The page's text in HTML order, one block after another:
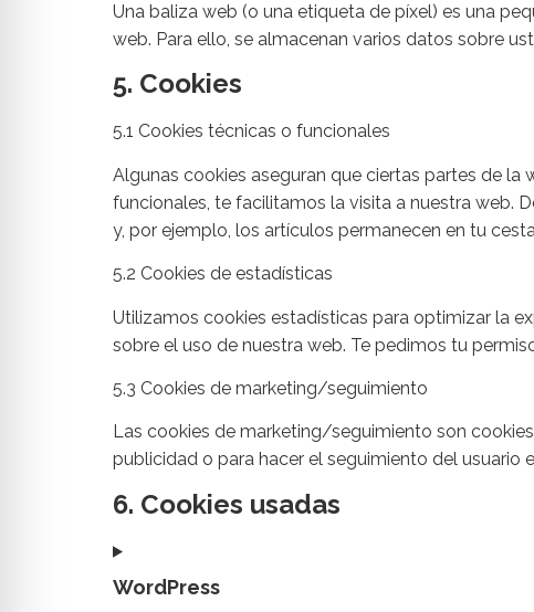
Una baliza web (o una etiqueta de píxel) es una
web. Para ello, se almacenan varios datos sobre
5. Cookies
5.1 Cookies técnicas o funcionales
Algunas cookies aseguran que ciertas partes de
funcionales, te facilitamos la visita a nuestra web.
y, por ejemplo, los artículos permanecen en tu
5.2 Cookies de estadísticas
Utilizamos cookies estadísticas para optimizar la
sobre el uso de nuestra web. Te pedimos tu
5.3 Cookies de marketing/seguimiento
Las cookies de marketing/seguimiento son
publicidad o para hacer el seguimiento del usuario
6. Cookies usadas
WordPress